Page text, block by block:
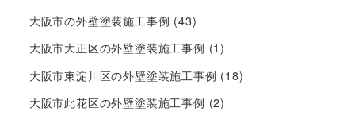
大阪市の外壁塗装施工事例 (43)
大阪市大正区の外壁塗装施工事例 (1)
大阪市東淀川区の外壁塗装施工事例 (18)
大阪市此花区の外壁塗装施工事例 (2)